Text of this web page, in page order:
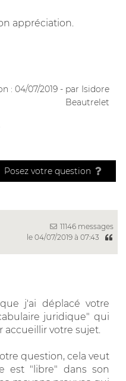
appréciation.
: 04/07/2019 - par Isidore
Beautrelet
Posez votre question
11146 messages
le 04/07/2019 à 07:43
j'ai déplacé votre
juridique" qui
votre sujet.
question, cela veut
est "libre" dans son